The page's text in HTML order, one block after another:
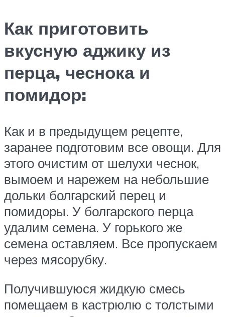
Как приготовить
вкусную аджику из
перца, чеснока и
помидор:
Как и в предыдущем рецепте,
заранее подготовим все овощи. Для
этого очистим от шелухи чеснок,
вымоем и нарежем на небольшие
дольки болгарский перец и
помидоры. У болгарского перца
удалим семена. У горького же
семена оставляем. Все пропускаем
через мясорубку.
Получившуюся жидкую смесь
помещаем в кастрюлю с толстыми